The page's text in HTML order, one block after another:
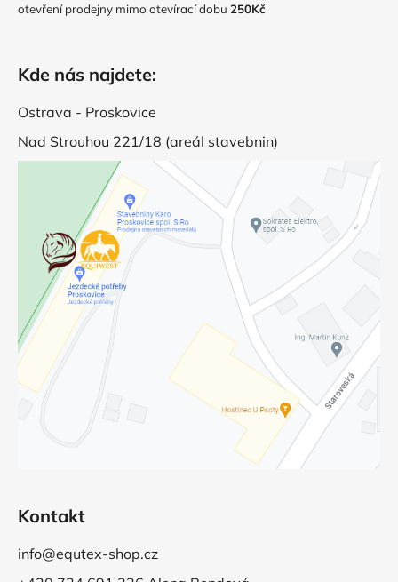
otevření prodejny mimo otevírací dobu 250Kč
Kde nás najdete:
Ostrava - Proskovice
Nad Strouhou 221/18 (areál stavebnin)
Kontakt
info@equtex-shop.cz